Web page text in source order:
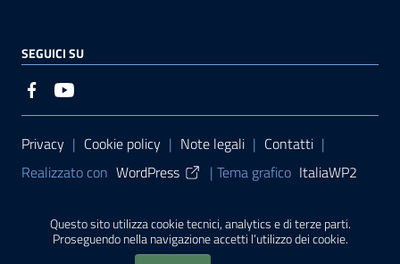
Questo sito utilizza cookie tecnici, analytics e di terze parti.
Proseguendo nella navigazione accetti l’utilizzo dei cookie.
SEGUICI SU
Sezione Link Utili
Privacy | Cookie policy | Note legali | Contatti |
Realizzato con WordPress | Tema grafico ItaliaWP2
Sito finanziato con L. 145/2018 della Regione Toscana